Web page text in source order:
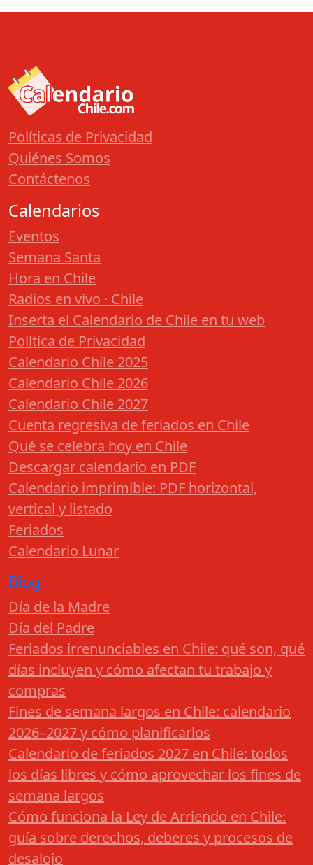
Políticas de Privacidad
Quiénes Somos
Contáctenos
Calendarios
Eventos
Semana Santa
Hora en Chile
Radios en vivo · Chile
Inserta el Calendario de Chile en tu web
Política de Privacidad
Calendario Chile 2025
Calendario Chile 2026
Calendario Chile 2027
Cuenta regresiva de feriados en Chile
Qué se celebra hoy en Chile
Descargar calendario en PDF
Calendario imprimible: PDF horizontal,
vertical y listado
Feriados
Calendario Lunar
Blog
Día de la Madre
Día del Padre
Feriados irrenunciables en Chile: qué son, qué
días incluyen y cómo afectan tu trabajo y
compras
Fines de semana largos en Chile: calendario
2026–2027 y cómo planificarlos
Calendario de feriados 2027 en Chile: todos
los días libres y cómo aprovechar los fines de
semana largos
Cómo funciona la Ley de Arriendo en Chile:
guía sobre derechos, deberes y procesos de
desalojo